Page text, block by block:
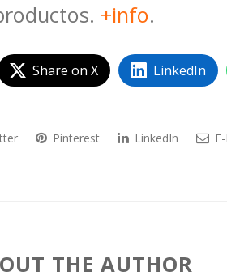
+info.
Share on X LinkedIn
Pinterest LinkedIn
THE AUTHOR